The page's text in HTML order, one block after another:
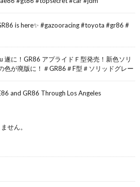
is here✨ #gazooracing #toyota #gr86 #
遂に！GR86 アプライドＦ型発売！新色ソリ
色が廃版に！＃GR86＃F型＃ソリッドグレー
and GR86 Through Los Angeles
せん。